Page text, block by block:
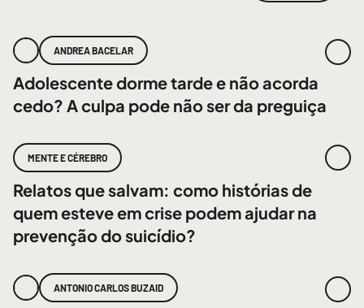
ANDREA BACELAR
Adolescente dorme tarde e não acorda
cedo? A culpa pode não ser da preguiça
MENTE E CÉREBRO
Relatos que salvam: como histórias de
quem esteve em crise podem ajudar na
prevenção do suicídio?
ANTONIO CARLOS BUZAID